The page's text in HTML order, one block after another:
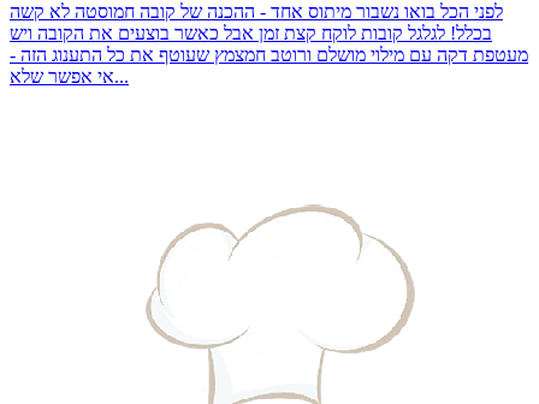
לפני הכל בואו נשבור מיתוס אחד - ההכנה של קובה חמוסטה לא קשה
בכלל! לגלגל קובות לוקח קצת זמן אבל כאשר בוצעים את הקובה ויש
מעטפת דקה עם מילוי מושלם ורוטב חמצמץ שעוטף את כל התענוג הזה -
אי אפשר שלא...